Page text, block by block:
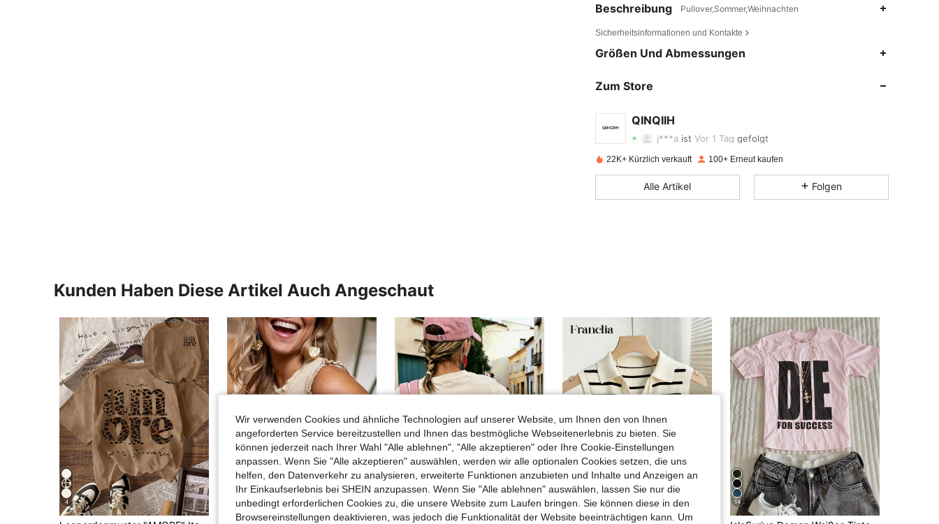
Beschreibung Pullover,Sommer,Weihnachten
Sicherheitsinformationen und Kontakte
Größen Und Abmessungen
Zum Store
QINQIIH
4,94 4.9K
4,94
4,94
j***a ist Vor 1 Tag gefolgt
4,94
4,94 4.9K 31
22K+ Kürzlich verkauft 100+ Erneut kaufen
Alle Artikel Folgen
Kunden Haben Diese Artikel Auch Angeschaut
4 15 5 22 14
Wir verwenden Cookies und ähnliche Technologien auf unserer Website, um Ihnen den von Ihnen
angeforderten Service bereitzustellen und Ihnen das bestmögliche Webseitenerlebnis zu bieten. Sie
können jederzeit nach Ihrer Wahl "Alle ablehnen", "Alle akzeptieren" oder Ihre Cookie-Einstellungen
anpassen. Wenn Sie "Alle akzeptieren" auswählen, werden wir alle optionalen Cookies setzen, die uns
helfen, den Datenverkehr zu analysieren, erweiterte Funktionen anzubieten und Inhalte und Anzeigen an
Ihr Einkaufserlebnis bei SHEIN anzupassen. Wenn Sie "Alle ablehnen" auswählen, lassen Sie nur die
unbedingt erforderlichen Cookies zu, die unsere Website zum Laufen bringen. Sie können diese in den
Browsereinstellungen deaktivieren, was jedoch die Funktionalität der Website beeinträchtigen kann. Um